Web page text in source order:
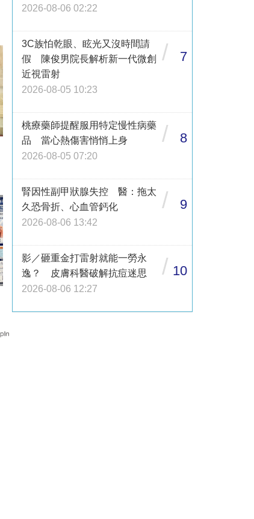
2026-08-06 02:22
3C族怕乾眼、眩光又沒時間請
假 陳俊男院長解析新一代微創
近視雷射
2026-08-05 10:23
/ 7
桃療藥師提醒服用特定慢性病藥
品 當心熱傷害悄悄上身
2026-08-05 07:20
/ 8
腎因性副甲狀腺失控 醫：拖太
久恐骨折、心血管鈣化
2026-08-06 13:42
/ 9
影／砸重金打雷射就能一勞永
逸？ 皮膚科醫破解抗痘迷思
2026-08-06 12:27
/ 10